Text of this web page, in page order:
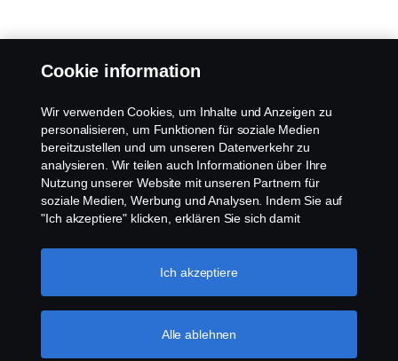
Cookie information
Wir verwenden Cookies, um Inhalte und Anzeigen zu
personalisieren, um Funktionen für soziale Medien
bereitzustellen und um unseren Datenverkehr zu
analysieren. Wir teilen auch Informationen über Ihre
Nutzung unserer Website mit unseren Partnern für
soziale Medien, Werbung und Analysen. Indem Sie auf
"Ich akzeptiere" klicken, erklären Sie sich damit
Informationen weitergegeben werden. Sie können Ihre
Cookies auch verwalten, indem Sie auf die "Cookie-
bitte unseren Abschnitt über Cookies, den Sie durch
Alle ablehnen
Ich akzeptiere